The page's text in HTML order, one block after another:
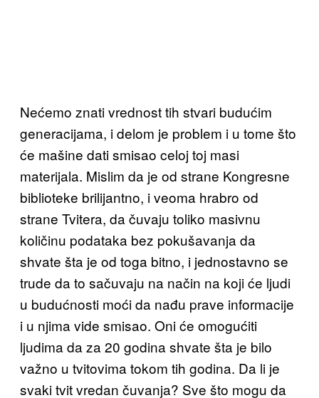
Nećemo znati vrednost tih stvari budućim
generacijama, i delom je problem i u tome što
će mašine dati smisao celoj toj masi
materijala. Mislim da je od strane Kongresne
biblioteke brilijantno, i veoma hrabro od
strane Tvitera, da čuvaju toliko masivnu
količinu podataka bez pokušavanja da
shvate šta je od toga bitno, i jednostavno se
trude da to sačuvaju na način na koji će ljudi
u budućnosti moći da nađu prave informacije
i u njima vide smisao. Oni će omogućiti
ljudima da za 20 godina shvate šta je bilo
važno u tvitovima tokom tih godina. Da li je
svaki tvit vredan čuvanja? Sve što mogu da